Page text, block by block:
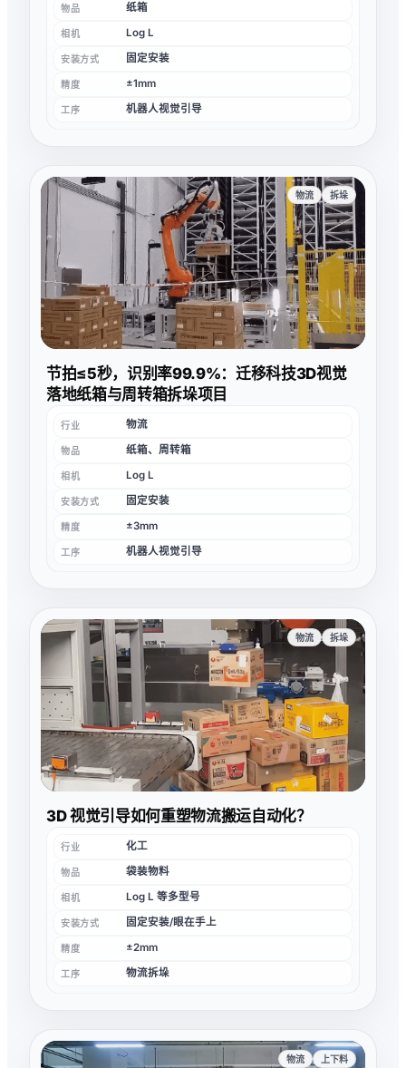
物品 纸箱
相机 Log L
安装方式 固定安装
精度 ±1mm
工序 机器人视觉引导
物流 拆垛
节拍≤5秒，识别率99.9%：迁移科技3D视觉
落地纸箱与周转箱拆垛项目
行业 物流
物品 纸箱、周转箱
相机 Log L
安装方式 固定安装
精度 ±3mm
工序 机器人视觉引导
物流 拆垛
3D 视觉引导如何重塑物流搬运自动化？
行业 化工
物品 袋装物料
相机 Log L 等多型号
安装方式 固定安装/眼在手上
精度 ±2mm
工序 物流拆垛
物流 上下料